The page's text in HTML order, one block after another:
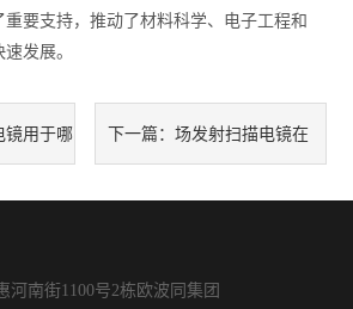
要支持，推动了材料科学、电子工程和
发展。
镜用于哪 下一篇： 场发射扫描电镜在
河南街1100号2栋欧波同集团